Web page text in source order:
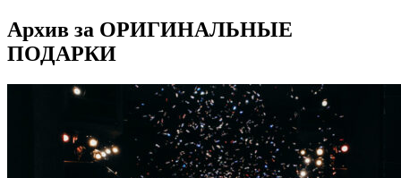
Архив за ОРИГИНАЛЬНЫЕ
ПОДАРКИ